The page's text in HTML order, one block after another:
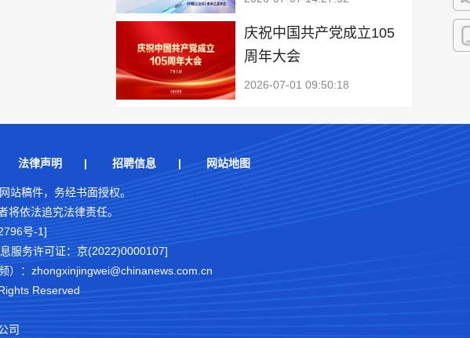
快
庆祝中国共产党成立105
周年大会
2026-07-01 09:50:18
法律声明 | 招聘信息 | 网站地图
站稿件，务经书面授权。
将依法追究法律责任。
号-1]
服务许可证：京(2022)0000107]
）：zhongxinjingwei@chinanews.com.cn
Reserved
司